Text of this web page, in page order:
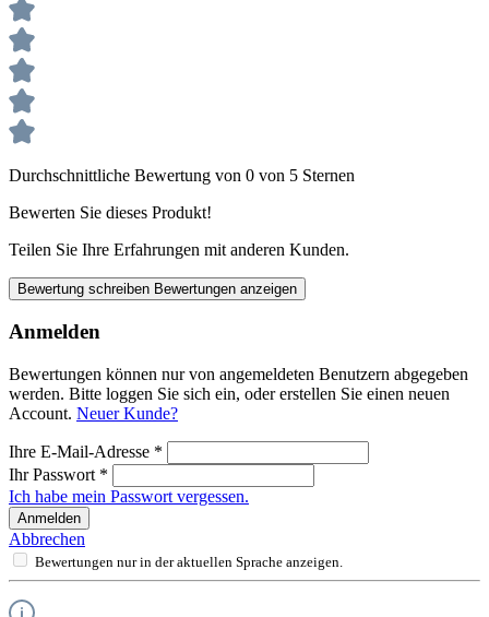
Durchschnittliche Bewertung von 0 von 5 Sternen
Bewerten Sie dieses Produkt!
Teilen Sie Ihre Erfahrungen mit anderen Kunden.
Bewertung schreiben Bewertungen anzeigen
Anmelden
Bewertungen können nur von angemeldeten Benutzern abgegeben
werden. Bitte loggen Sie sich ein, oder erstellen Sie einen neuen
Account. Neuer Kunde?
Ihre E-Mail-Adresse *
Ihr Passwort *
Ich habe mein Passwort vergessen.
Anmelden
Abbrechen
Bewertungen nur in der aktuellen Sprache anzeigen.